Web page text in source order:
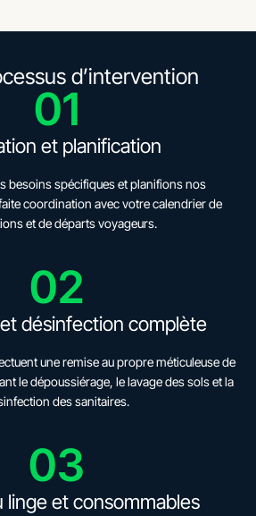
d’intervention
01
et planification
besoins spécifiques et planifions nos
coordination avec votre calendrier de
et de départs voyageurs.
02
désinfection complète
une remise au propre méticuleuse de
le dépoussiérage, le lavage des sols et la
des sanitaires.
03
linge et consommables